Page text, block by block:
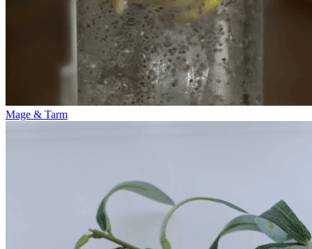
Mage & Tarm